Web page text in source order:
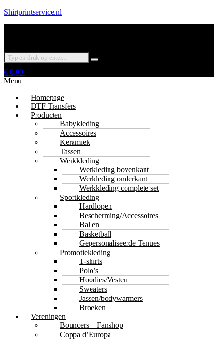
Shirtprintservice.nl
€ 0,00
Menu
Homepage
DTF Transfers
Producten
Babykleding
Accessoires
Keramiek
Tassen
Werkkleding
Werkleding bovenkant
Werkleding onderkant
Werkkleding complete set
Sportkleding
Hardlopen
Bescherming/Accessoires
Ballen
Basketball
Gepersonaliseerde Tenues
Promotiekleding
T-shirts
Polo’s
Hoodies/Vesten
Sweaters
Jassen/bodywarmers
Broeken
Vereningen
Bouncers – Fanshop
Coppa d’Europa